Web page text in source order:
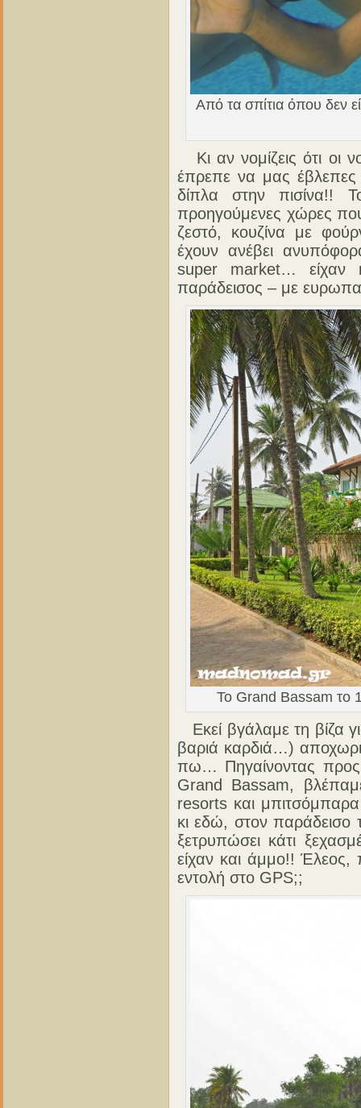
Από τα σπίτια όπου δεν
Κι αν νομίζεις ότι οι
έπρεπε να μας
δίπλα στην πισίνα!!
προηγούμενες χώρες
ζεστό, κουζίνα με
έχουν ανέβει
super market… είχαν
παράδεισος – με
Το Grand Bassam το
Εκεί βγάλαμε τη βίζα
βαριά καρδιά…)
πω… Πηγαίνοντας
Grand Bassam,
resorts και
κι εδώ, στον παράδεισο
ξετρυπώσει κάτι
είχαν και άμμο!! Έλεος,
εντολή στο GPS;;